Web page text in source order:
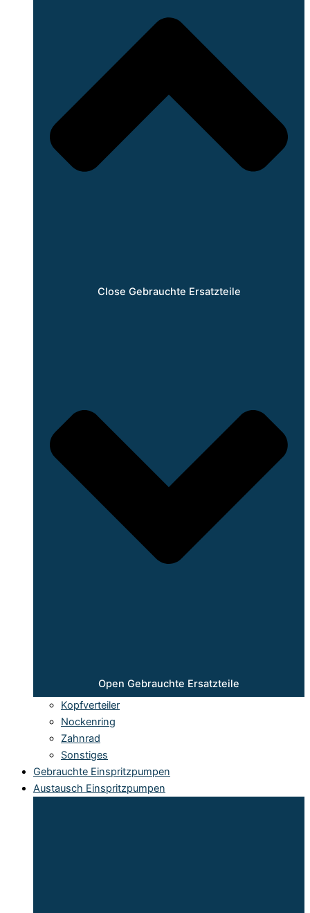
Close Gebrauchte Ersatzteile
Open Gebrauchte Ersatzteile
Kopfverteiler
Nockenring
Zahnrad
Sonstiges
Gebrauchte Einspritzpumpen
Austausch Einspritzpumpen